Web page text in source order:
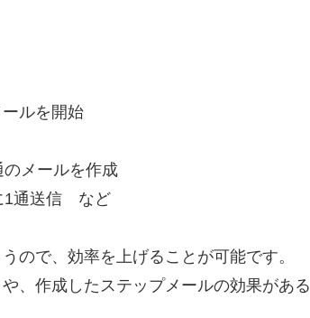
ルを開始
メールを作成
1通送信 など
ので、効率を上げることが可能です。
、作成したステップメールの効果がある